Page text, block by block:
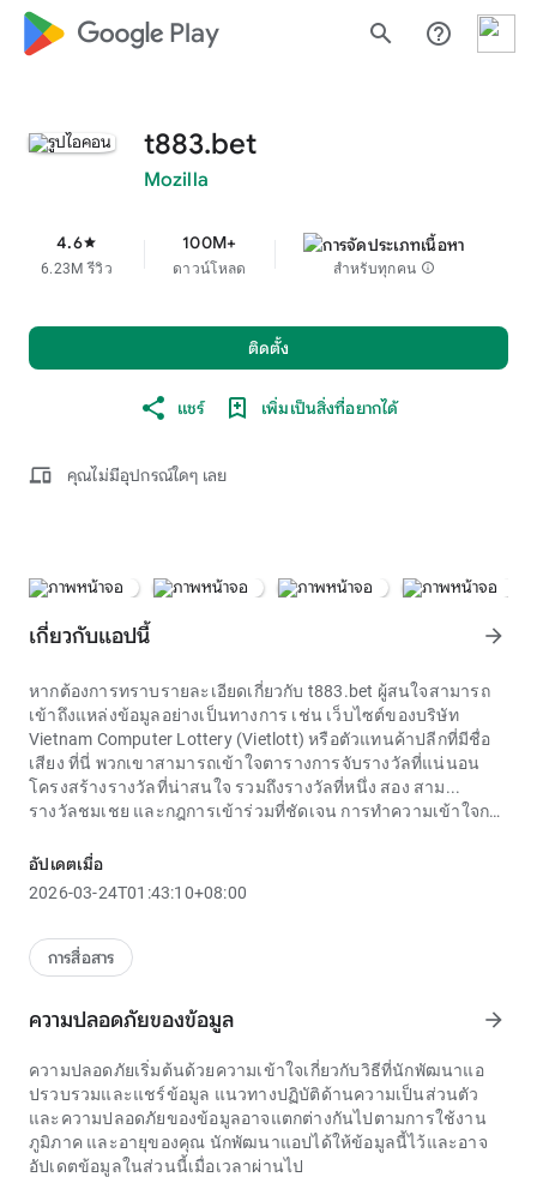
google_logo Play search help_outline
t883.bet
Mozilla
4.6star
6.23M รีวิว
100M+
ดาวน์โหลด สำหรับทุกคน info
ติดตั้ง
แชร์ เพิ่มเป็นสิ่งที่อยากได้
devices คุณไม่มีอุปกรณ์ใดๆ เลย
เกี่ยวกับแอปนี้ arrow_forward
หากต้องการทราบรายละเอียดเกี่ยวกับ t883.bet ผู้สนใจสามารถ
เข้าถึงแหล่งข้อมูลอย่างเป็นทางการ เช่น เว็บไซต์ของบริษัท
Vietnam Computer Lottery (Vietlott) หรือตัวแทนค้าปลีกที่มีชื่อ
เสียง ที่นี่ พวกเขาสามารถเข้าใจตารางการจับรางวัลที่แน่นอน
โครงสร้างรางวัลที่น่าสนใจ รวมถึงรางวัลที่หนึ่ง สอง สาม...
รางวัลชมเชย และกฎการเข้าร่วมที่ชัดเจน การทำความเข้าใจกฎ
หลังจากการจับรางวัลเป็นประจำทุกวันเสาร์
ความแตกต่างระหว่างพอร์ทัลเกมปกติและระบบมาตรฐาน
เช่น แชทสด อีเมล และโทรศัพท์ด้วยทีมงานที่เชี่ยวชาญเป็นพิเศษ
เพื่อรักษาตำแหน่ง
โดยทั่วไปแล้วคลังข้อมูลทางเทคนิคจะจัดเก็บข้อมูลโดยละเอียดที่
จะมาพร้อมกับข้อกำหนดทางเทคนิค แผนภาพการเชื่อมต่อ และคำ
แนะนำการใช้งานที่เกี่ยวข้อง การเข้าถึงข้อมูล `t883.bet` อย่าง
เต็มรูปแบบจะช่วยเร่งการแก้ไขปัญหาได้
อัปเดตเมื่อ
2026-03-24T01:43:10+08:00
การสื่อสาร
ความปลอดภัยของข้อมูล arrow_forward
ความปลอดภัยเริ่มต้นด้วยความเข้าใจเกี่ยวกับวิธีที่นักพัฒนาแอ
ปรวบรวมและแชร์ข้อมูล แนวทางปฏิบัติด้านความเป็นส่วนตัว
และความปลอดภัยของข้อมูลอาจแตกต่างกันไปตามการใช้งาน
ภูมิภาค และอายุของคุณ นักพัฒนาแอปได้ให้ข้อมูลนี้ไว้และอาจ
อัปเดตข้อมูลในส่วนนี้เมื่อเวลาผ่านไป